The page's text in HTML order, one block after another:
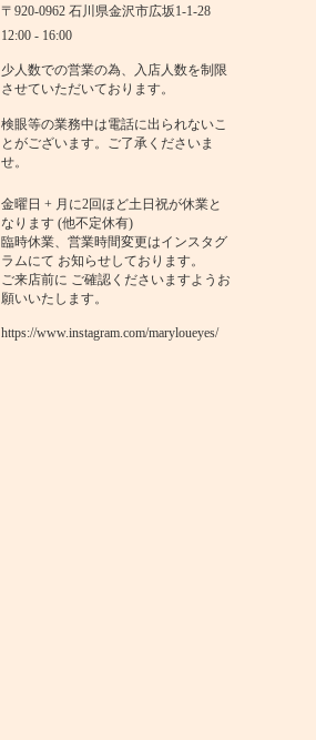
〒920-0962 石川県金沢市広坂1-1-28
12:00 - 16:00
少人数での営業の為、入店人数を制限
させていただいております。
検眼等の業務中は電話に出られないこ
とがございます。ご了承くださいま
せ。
金曜日 + 月に2回ほど土日祝が休業と
なります (他不定休有)
臨時休業、営業時間変更はインスタグ
ラムにて お知らせしております。
ご来店前に ご確認くださいますようお
願いいたします。
https://www.instagram.com/maryloueyes/